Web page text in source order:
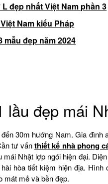
đẹp nhất Việt Nam phần 3
Nam kiểu Pháp
đẹp năm 2024
lầu đẹp mái
30m hướng Nam. Gia đình
tư vấnthiết kế nhà phong
Nhật lợp ngói hiện đại.
hòa tiết kiệm hiện địa.
mát mẻ và bền đẹp.